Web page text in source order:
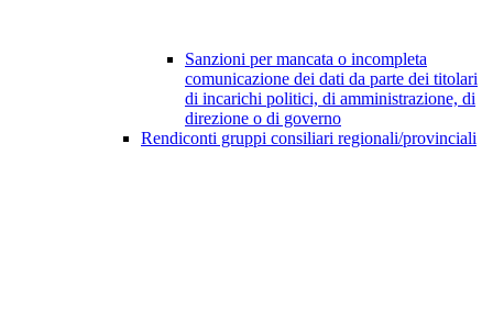
Sanzioni per mancata o incompleta
comunicazione dei dati da parte dei titolari
di incarichi politici, di amministrazione, di
direzione o di governo
Rendiconti gruppi consiliari regionali/provinciali